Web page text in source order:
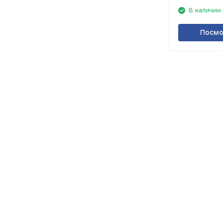
В наличии